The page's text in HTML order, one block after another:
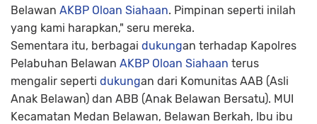
Belawan AKBP Oloan Siahaan. Pimpinan seperti inilah
yang kami harapkan," seru mereka.
Sementara itu, berbagai dukungan terhadap Kapolres
Pelabuhan Belawan AKBP Oloan Siahaan terus
mengalir seperti dukungan dari Komunitas AAB (Asli
Anak Belawan) dan ABB (Anak Belawan Bersatu). MUI
Kecamatan Medan Belawan, Belawan Berkah, Ibu ibu